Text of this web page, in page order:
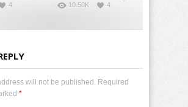
4 10.50K 4
will not be published. Required
*